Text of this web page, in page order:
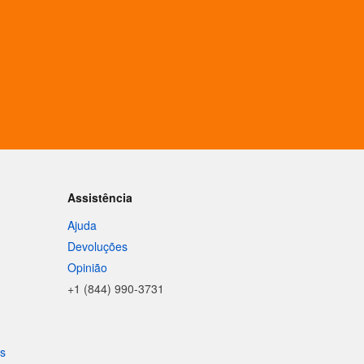
Assistência
Ajuda
Devoluções
Opinião
+1 (844) 990-3731